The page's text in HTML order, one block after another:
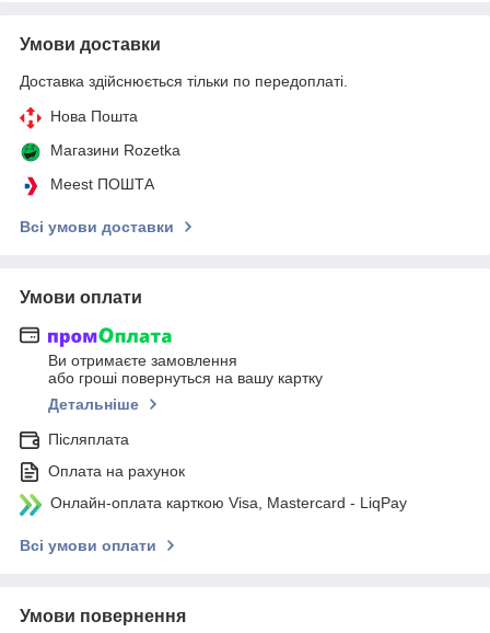
Умови доставки
Доставка здійснюється тільки по передоплаті.
Нова Пошта
Магазини Rozetka
Meest ПОШТА
Всі умови доставки
Умови оплати
Ви отримаєте замовлення
або гроші повернуться на вашу картку
Детальніше
Післяплата
Оплата на рахунок
Онлайн-оплата карткою Visa, Mastercard - LiqPay
Всі умови оплати
Умови повернення